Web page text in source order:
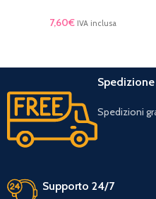
7,60€ IVA inclusa
Spedizioni
Supporto 24/7